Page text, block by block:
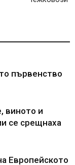
първенство
виното и
се срещнаха
Европейското